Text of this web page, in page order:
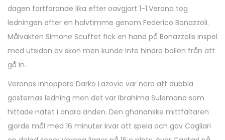
dagen fortfarande lika efter oavgjort 1-1.Verona tog
ledningen efter en halvtimme genom Federico Bonazzoli.
Målvakten Simone Scuffet fick en hand på Bonazzolis inspel
med utsidan av skon men kunde inte hindra bollen från att
gå in.
Veronas inhoppare Darko Lazovic var nära att dubbla
gästernas ledning men det var Ibrahima Sulemana som
hittade nätet i andra änden. Den ghananske mittfältaren
gjorde mål med 16 minuter kvar att spela och gav Cagliari